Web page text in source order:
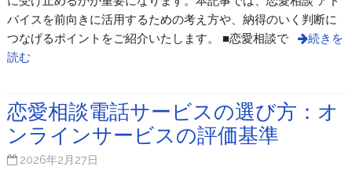
バイスを前向きに活用するための考え方や、納得のいく判断に
つなげるポイントをご紹介いたします。 ■恋愛相談で
続きを
読む
恋愛相談電話サービスの選び方：オ
ンラインサービスの評価基準
2026年2月27日